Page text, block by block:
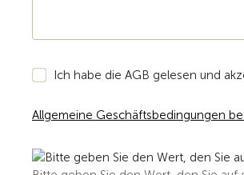
Ich habe die AGB gelesen und
Allgemeine Geschäftsbedingungen